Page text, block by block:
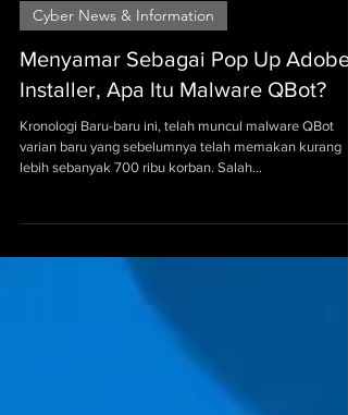
marketing
Feb 19, 2024
3 min read
Cyber News & Information
Menyamar Sebagai Pop Up Adobe
Installer, Apa Itu Malware QBot?
lebih sebanyak 700 ribu korban. Salah...